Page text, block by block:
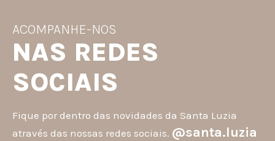
ACOMPANHE-NOS
NAS REDES
SOCIAIS
Fique por dentro das novidades da Santa Luzia
através das nossas redes sociais. @santa.luzia